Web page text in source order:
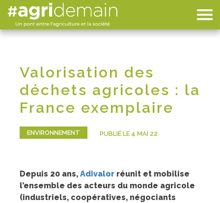
Valorisation des
déchets agricoles : la
France exemplaire
ENVIRONNEMENT PUBLIÉ LE 4 MAI 22
Depuis 20 ans, Adivalor réunit et mobilise
l’ensemble des acteurs du monde agricole
(industriels, coopératives, négociants